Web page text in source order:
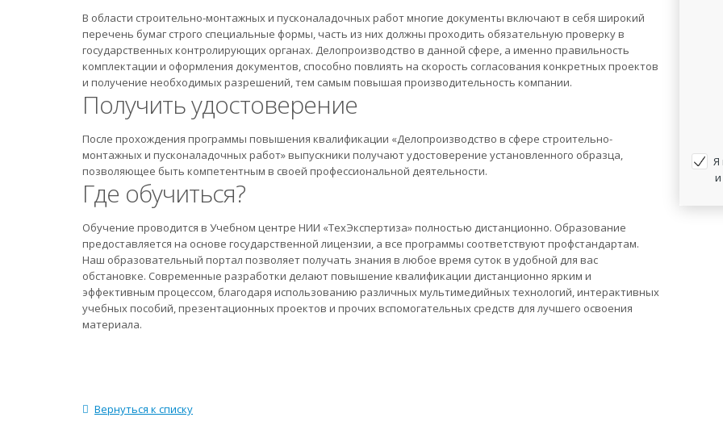
Я
В области строительно-монтажных и пусконаладочных работ многие документы включают в себя широкий
перечень бумаг строго специальные формы, часть из них должны проходить обязательную проверку в
государственных контролирующих органах. Делопроизводство в данной сфере, а именно правильность
комплектации и оформления документов, способно повлиять на скорость согласования конкретных проектов
и получение необходимых разрешений, тем самым повышая производительность компании.
Получить удостоверение
После прохождения программы повышения квалификации «Делопроизводство в сфере строительно-
монтажных и пусконаладочных работ» выпускники получают удостоверение установленного образца,
позволяющее быть компетентным в своей профессиональной деятельности.
Где обучиться?
Обучение проводится в Учебном центре НИИ «ТехЭкспертиза» полностью дистанционно. Образование
предоставляется на основе государственной лицензии, а все программы соответствуют профстандартам.
Наш образовательный портал позволяет получать знания в любое время суток в удобной для вас
обстановке. Современные разработки делают повышение квалификации дистанционно ярким и
эффективным процессом, благодаря использованию различных мультимедийных технологий, интерактивных
учебных пособий, презентационных проектов и прочих вспомогательных средств для лучшего освоения
материала.
Вернуться к списку